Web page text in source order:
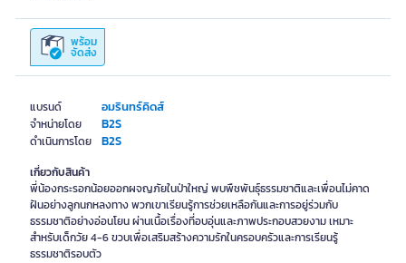
แบรนด์ อมรินทร์คิดส์
จำหน่ายโดย B2S
ดำเนินการโดย B2S
พร้อม
จัดส่ง
เกี่ยวกับสินค้า
พี่น้องกระรอกน้อยออกผจญภัยในป่าใหญ่ พบพืชพันธุ์ธรรมชาติและเพื่อนไม่คาด
ฝันอย่างลูกนกหลงทาง พวกเขาเรียนรู้การช่วยเหลือกันและการอยู่ร่วมกับ
ธรรมชาติอย่างอ่อนโยน ผ่านเนื้อเรื่องที่อบอุ่นและภาพประกอบสวยงาม เหมาะ
สำหรับเด็กวัย 4-6 ขวบเพื่อเสริมสร้างความรักในครอบครัวและการเรียนรู้
ธรรมชาติรอบตัว